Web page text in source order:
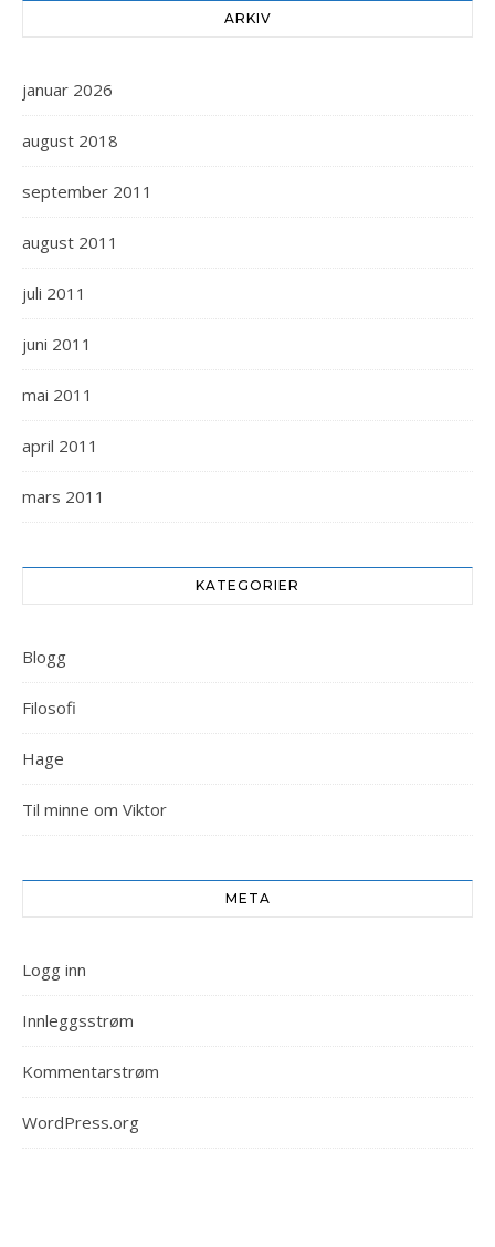
ARKIV
januar 2026
august 2018
september 2011
august 2011
juli 2011
juni 2011
mai 2011
april 2011
mars 2011
KATEGORIER
Blogg
Filosofi
Hage
Til minne om Viktor
META
Logg inn
Innleggsstrøm
Kommentarstrøm
WordPress.org